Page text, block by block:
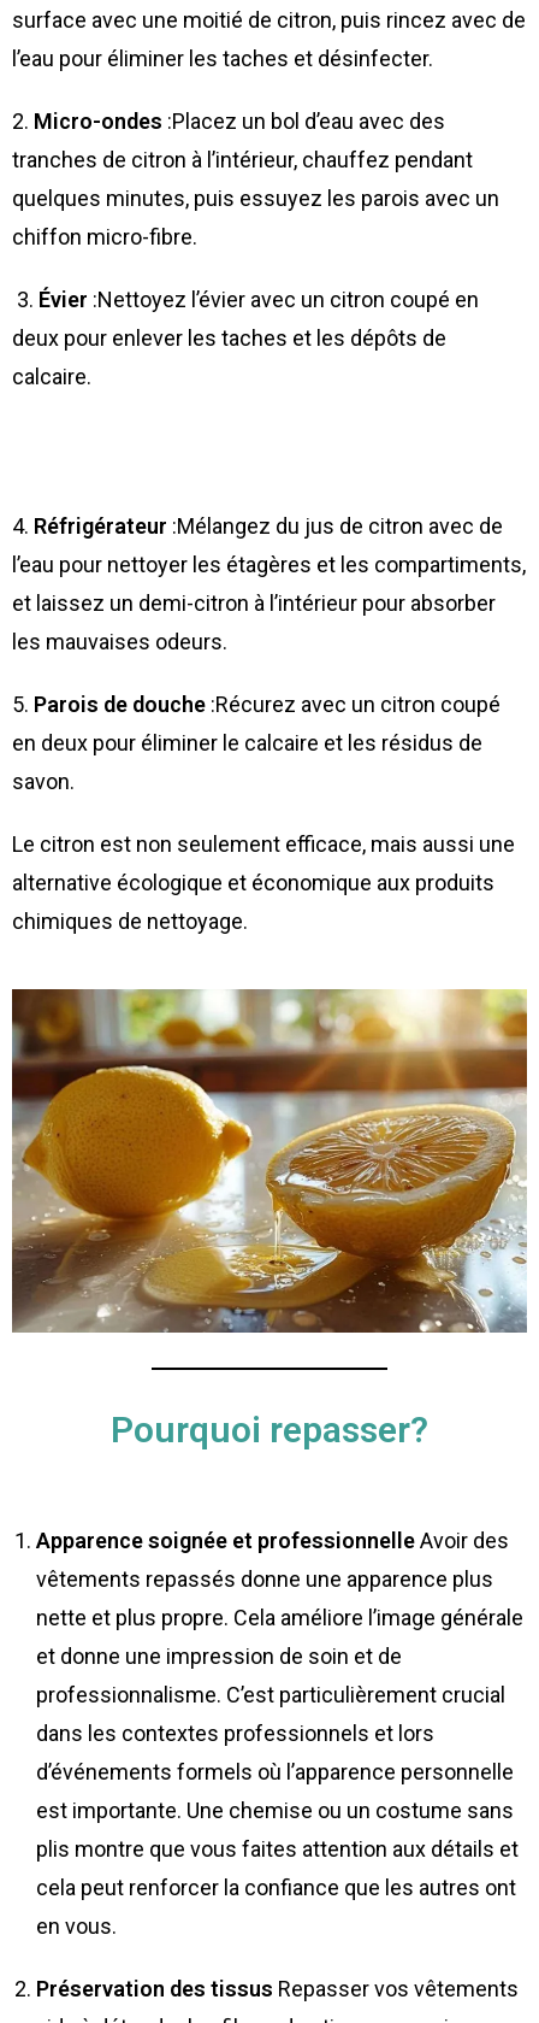
surface avec une moitié de citron, puis rincez avec de
l’eau pour éliminer les taches et désinfecter.
2. Micro-ondes :Placez un bol d’eau avec des
tranches de citron à l’intérieur, chauffez pendant
quelques minutes, puis essuyez les parois avec un
chiffon micro-fibre.
3. Évier :Nettoyez l’évier avec un citron coupé en
deux pour enlever les taches et les dépôts de
calcaire.
4. Réfrigérateur :Mélangez du jus de citron avec de
l’eau pour nettoyer les étagères et les compartiments,
et laissez un demi-citron à l’intérieur pour absorber
les mauvaises odeurs.
5. Parois de douche :Récurez avec un citron coupé
en deux pour éliminer le calcaire et les résidus de
savon.
Le citron est non seulement efficace, mais aussi une
alternative écologique et économique aux produits
chimiques de nettoyage.
Pourquoi repasser?
Apparence soignée et professionnelleAvoir des
vêtements repassés donne une apparence plus
nette et plus propre. Cela améliore l’image générale
et donne une impression de soin et de
professionnalisme. C’est particulièrement crucial
dans les contextes professionnels et lors
d’événements formels où l’apparence personnelle
est importante. Une chemise ou un costume sans
plis montre que vous faites attention aux détails et
cela peut renforcer la confiance que les autres ont
en vous.
Préservation des tissus Repasser vos vêtements